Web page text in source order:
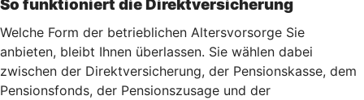
So funktioniert die Direktversicherung
Welche Form der betrieblichen Altersvorsorge Sie
anbieten, bleibt Ihnen überlassen. Sie wählen dabei
zwischen der Direktversicherung, der Pensionskasse, dem
Pensionsfonds, der Pensionszusage und der